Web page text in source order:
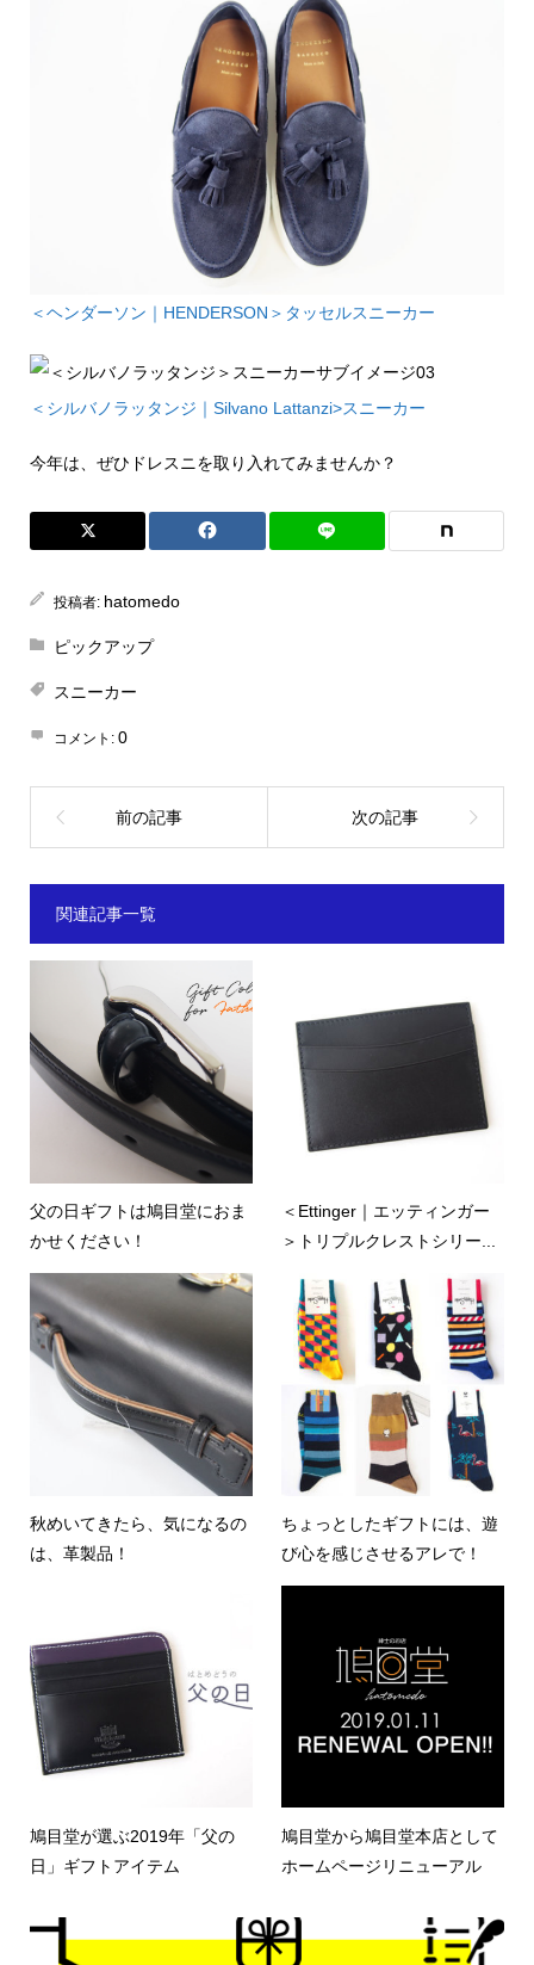
＜ヘンダーソン｜HENDERSON＞タッセルスニーカー
＜シルバノラッタンジ｜Silvano Lattanzi>スニーカー
今年は、ぜひドレスニを取り入れてみませんか？
投稿者: hatomedo
ピックアップ
スニーカー
コメント: 0
関連記事一覧
父の日ギフトは鳩目堂におま
かせください！
＜Ettinger｜エッティンガー
＞トリプルクレストシリー...
秋めいてきたら、気になるの
は、革製品！
ちょっとしたギフトには、遊
び心を感じさせるアレで！
鳩目堂が選ぶ2019年「父の
日」ギフトアイテム
鳩目堂から鳩目堂本店として
ホームページリニューアル